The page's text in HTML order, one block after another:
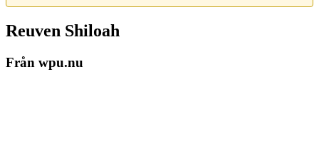
Reuven Shiloah
Från wpu.nu